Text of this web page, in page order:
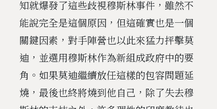
知就爆發了這些歧視穆斯林事件，雖然不
能說完全是這個原因，但這確實也是一個
關鍵因素，對手陣營也以此來猛力抨擊莫
迪，並選用穆斯林作為新組成政府中的要
角。如果莫迪繼續放任這樣的包容問題延
燒，最後也終將燒到他自己，除了失去穆